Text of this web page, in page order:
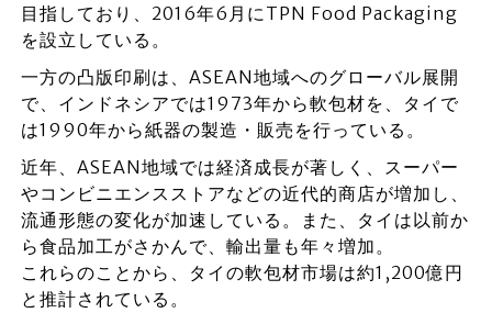
目指しており、2016年6月にTPN Food Packaging
を設立している。
一方の凸版印刷は、ASEAN地域へのグローバル展開
で、インドネシアでは1973年から軟包材を、タイで
は1990年から紙器の製造・販売を行っている。
近年、ASEAN地域では経済成長が著しく、スーパー
やコンビニエンスストアなどの近代的商店が増加し、
流通形態の変化が加速している。また、タイは以前か
ら食品加工がさかんで、輸出量も年々増加。
これらのことから、タイの軟包材市場は約1,200億円
と推計されている。